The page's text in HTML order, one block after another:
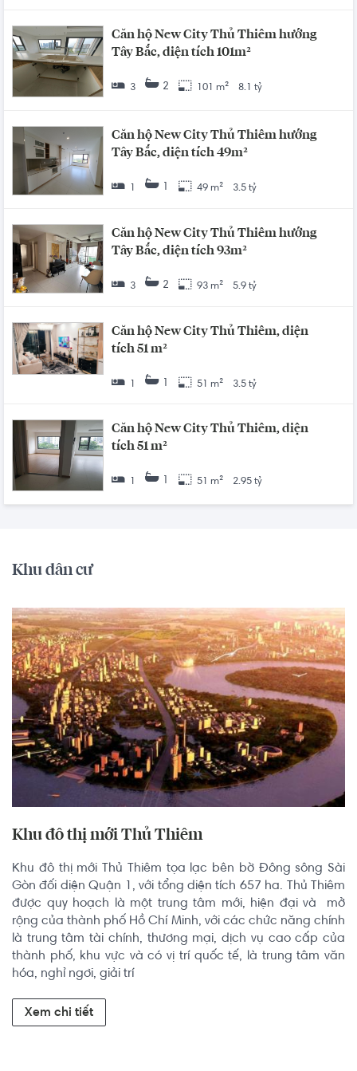
Căn hộ New City Thủ Thiêm hướng
Tây Bắc, diện tích 101m²
3 2 101 m² 8.1 tỷ
Căn hộ New City Thủ Thiêm hướng
Tây Bắc, diện tích 49m²
1 49 m² 3.5 tỷ
Căn hộ New City Thủ Thiêm hướng
Tây Bắc, diện tích 93m²
3 2 93 m² 5.9 tỷ
Căn hộ New City Thủ Thiêm, diện
tích 51 m²
1 51 m² 3.5 tỷ
Căn hộ New City Thủ Thiêm, diện
tích 51 m²
1 51 m² 2.95 tỷ
Khu dân cư
Khu đô thị mới Thủ Thiêm
Khu đô thị mới Thủ Thiêm tọa lạc bên bờ Đông sông Sài
Gòn đối diện Quận 1, với tổng diện tích 657 ha. Thủ Thiêm
được quy hoạch là một trung tâm mới, hiện đại và  mở
rộng của thành phố Hồ Chí Minh, với các chức năng chính
là trung tâm tài chính, thương mại, dịch vụ cao cấp của
thành phố, khu vực và có vị trí quốc tế, là trung tâm văn
hóa, nghỉ ngơi, giải trí
Xem chi tiết